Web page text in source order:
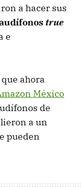
a hacer sus
true
e
que ahora
México
de
a un
pueden